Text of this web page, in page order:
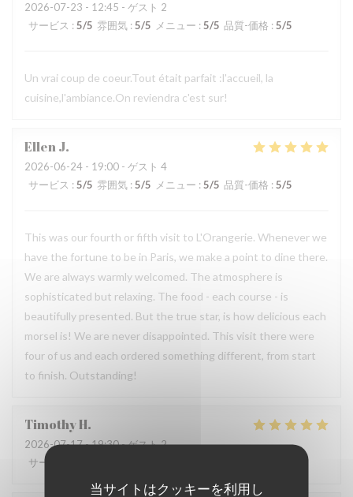
当サイトはクッキーを利用し
2026-07-23 - 12:45 - ゲスト 2
サービス : 5/5 雰囲気 : 5/5 メニュー : 5/5 品質-価格 : 5/5
Un vrai coup de coeur.Tout était parfait :l'accueil, la
cuisine,l'ambiance.On reviendra c'est sur!
EllenJ
2026-06-24 - 19:00 - ゲスト 4
サービス : 5/5 雰囲気 : 5/5 メニュー : 5/5 品質-価格 : 5/5
This was our fourth or fifth visit to L'Orangerie. Whenever we
have the fortune to be in Paris, we make a point to dine there.
We are always warmly welcomed. The atmosphere is
sophisticated but relaxing. The food - each course - is
beautifully presented. But the true star, is how delicious each
morsel is! We are never disappointed. This visit there were
four of us and each ordered something different, from start
to finish. Outstanding!
TimothyH
2026-07-17- 19:30 - ゲスト 2
サービス